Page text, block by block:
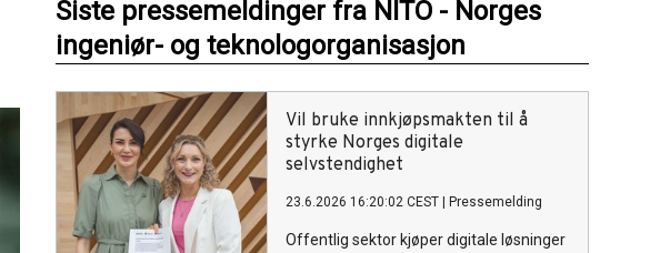
Siste pressemeldinger fra NITO - Norges
ingeniør- og teknologorganisasjon
Vil bruke innkjøpsmakten til å
styrke Norges digitale
selvstendighet
23.6.2026 16:20:02 CEST Pressemelding
Offentlig sektor kjøper digitale løsninger